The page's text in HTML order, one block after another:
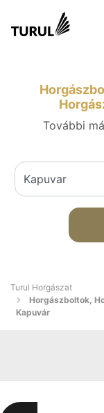
További
Turul Horgászat
Horgászboltok,
Kapuvár